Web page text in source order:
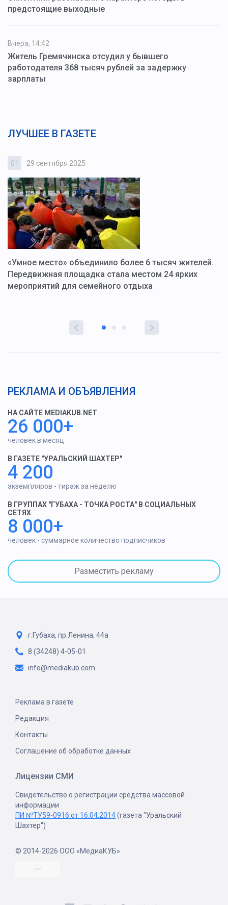
предстоящие выходные
Вчера, 14:42
Житель Гремячинска отсудил у бывшего
работодателя 368 тысяч рублей за задержку
зарплаты
ЛУЧШЕЕ В ГАЗЕТЕ
01 29 сентября 2025
«Умное место» объединило более 6 тысяч жителей.
Передвижная площадка стала местом 24 ярких
мероприятий для семейного отдыха
РЕКЛАМА И ОБЪЯВЛЕНИЯ
НА САЙТЕ MEDIAKUB.NET
26 000+
человек в месяц
В ГАЗЕТЕ "УРАЛЬСКИЙ ШАХТЕР"
4 200
экземпляров - тираж за неделю
В ГРУППАХ "ГУБАХА - ТОЧКА РОСТА" В СОЦИАЛЬНЫХ
СЕТЯХ
8 000+
человек - суммарное количество подписчиков
Разместить рекламу
г.Губаха, пр.Ленина, 44а
8 (34248) 4-05-01
info@mediakub.com
Реклама в газете
Редакция
Контакты
Соглашение об обработке данных
Лицензии СМИ
Свидетельство о регистрации средства массовой
информации
ПИ №ТУ59-0916 от 16.04.2014(газета "Уральский
Шахтер")
© 2014-2026 ООО «МедиаКУБ»